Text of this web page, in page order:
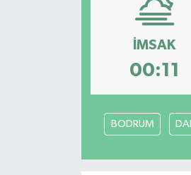
İMSAK
00:11
BODRUM